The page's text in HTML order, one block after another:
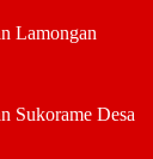
Lamongan
Sukorame Desa